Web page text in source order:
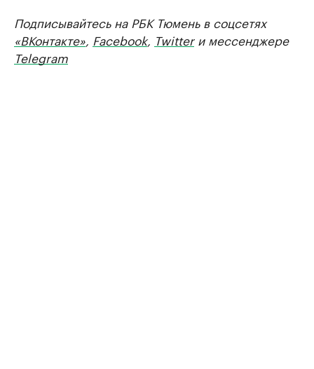
Подписывайтесь на РБК Тюмень в соцсетях
«ВКонтакте» Facebook, Twitterи мессенджере
Telegram